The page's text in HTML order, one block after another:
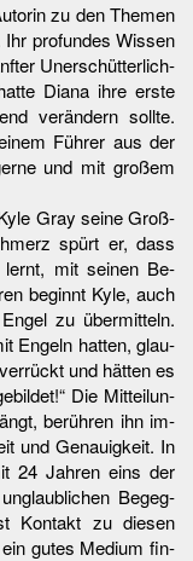
zu den The­men
pro­fun­des Wis­sen
Un­er­schüt­ter­lich­
Dia­na ih­re ers­te
ver­än­dern soll­te.
Füh­rer aus der
und mit gro­ßem
Gray sei­ne Gro­ß­
spürt er, dass
lernt, mit sei­nen Be­
be­ginnt Kyle, auch
zu über­mit­teln.
En­geln hat­ten, glau­
und hät­ten es
Die Mit­tei­lun­
be­rüh­ren ihn im­
und Ge­nau­ig­keit. In
24 Jah­ren eins der
Be­geg­
Kon­takt zu die­sen
gu­tes Me­di­um fin­